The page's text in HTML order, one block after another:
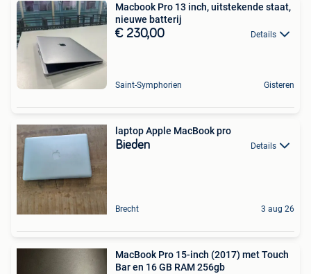
Macbook Pro 13 inch, uitstekende staat,
nieuwe batterij
€ 230,00 Details
Saint-Symphorien Gisteren
laptop Apple MacBook pro
Bieden Details
Brecht 3 aug 26
MacBook Pro 15-inch (2017) met Touch
Bar en 16 GB RAM 256gb